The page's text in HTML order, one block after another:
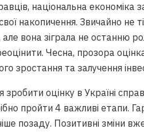
національна економіка
накопичення. Звичайно не
вона зіграла не останню
Чесна, прозора
зростання та залучення
зробити оцінку в Україні
пройти 4 важливі етапи.
позаду. Позитивні зміни